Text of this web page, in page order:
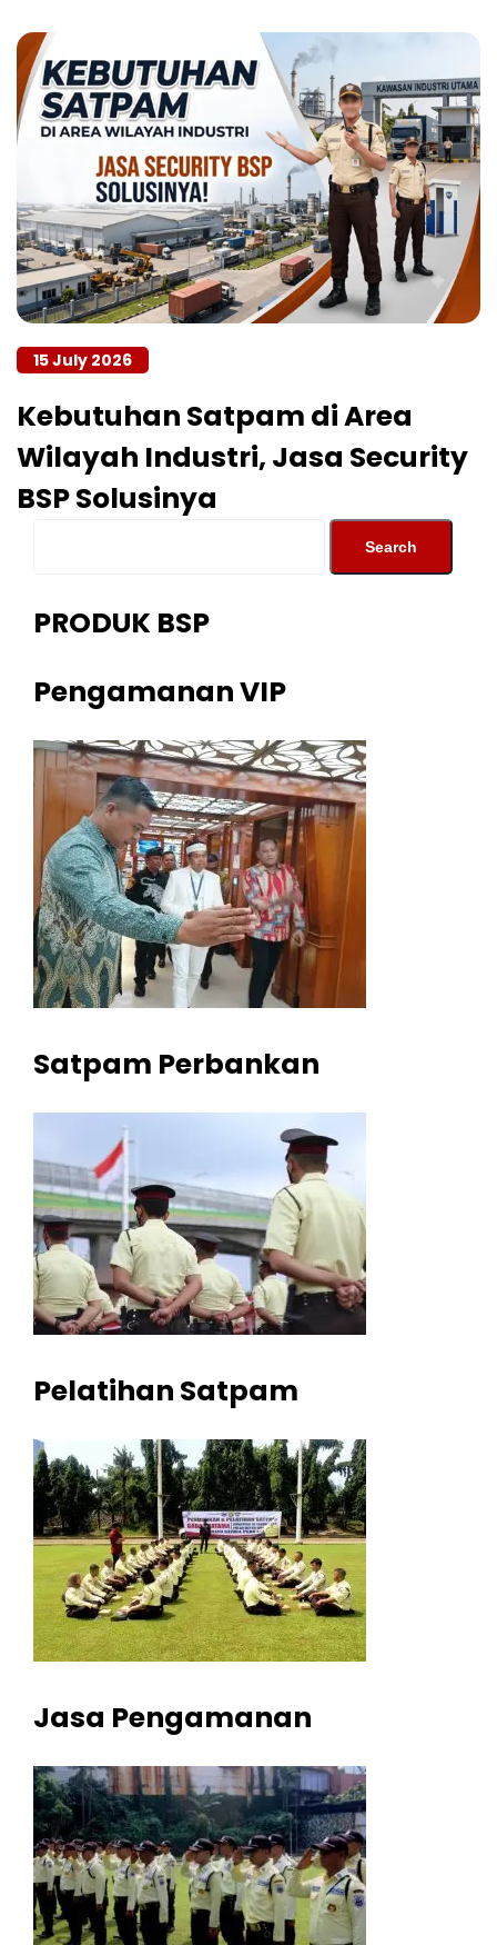
15 July 2026
Kebutuhan Satpam di Area
Wilayah Industri, Jasa Security
BSP Solusinya
PRODUK BSP
Pengamanan VIP
Satpam Perbankan
Pelatihan Satpam
Jasa Pengamanan